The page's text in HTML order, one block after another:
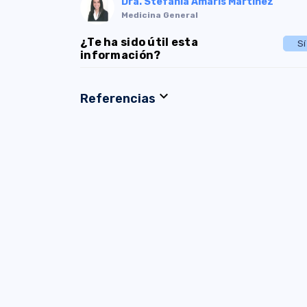
Medicina General
¿Te ha sido útil esta
información?
Sí
Referencias expand_more